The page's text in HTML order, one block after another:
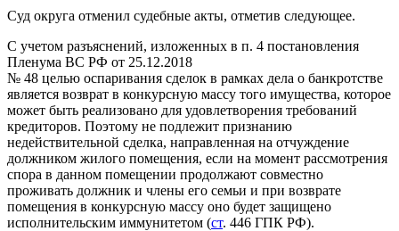
Суд округа отменил судебные акты, отметив следующее.
С учетом разъяснений, изложенных в п. 4 постановления
Пленума ВС РФ от 25.12.2018
№ 48 целью оспаривания сделок в рамках дела о банкротстве
является возврат в конкурсную массу того имущества, которое
может быть реализовано для удовлетворения требований
кредиторов. Поэтому не подлежит признанию
недействительной сделка, направленная на отчуждение
должником жилого помещения, если на момент рассмотрения
спора в данном помещении продолжают совместно
проживать должник и члены его семьи и при возврате
помещения в конкурсную массу оно будет защищено
исполнительским иммунитетом (ст. 446 ГПК РФ).